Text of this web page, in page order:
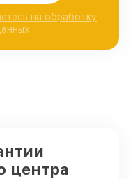
на обработку
центра